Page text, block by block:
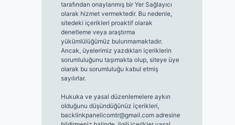
tarafından onaylanmış bir Yer Sağlayıcı
olarak hizmet vermektedir. Bu nedenle,
sitedeki içerikleri proaktif olarak
denetleme veya araştırma
yükümlülüğümüz bulunmamaktadır.
Ancak, üyelerimiz yazdıkları içeriklerin
sorumluluğunu taşımakta olup, siteye üye
olarak bu sorumluluğu kabul etmiş
sayılırlar.
Hukuka ve yasal düzenlemelere aykırı
olduğunu düşündüğünüz içerikleri,
backlinkpanelicomtr@gmail.comadresine